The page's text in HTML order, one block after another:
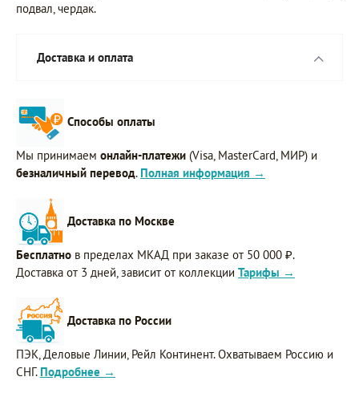
подвал, чердак.
Доставка и оплата
Способы оплаты
Мы принимаем онлайн-платежи (Visa, MasterCard, МИР) и
безналичный перевод. Полная информация →
Доставка по Москве
Бесплатно в пределах МКАД при заказе от 50 000 ₽.
Доставка от 3 дней, зависит от коллекции Тарифы →
Доставка по России
ПЭК, Деловые Линии, Рейл Континент. Охватываем Россию и
СНГ. Подробнее →